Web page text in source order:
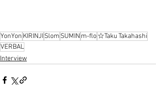
YonYon KIRINJISlom SUMIN m-flo☆Taku Takahashi
VERBAL
Interview